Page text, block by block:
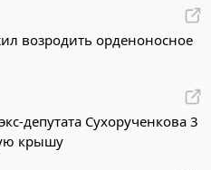
возродить орденоносное
депутата Сухорученкова 3
крышу